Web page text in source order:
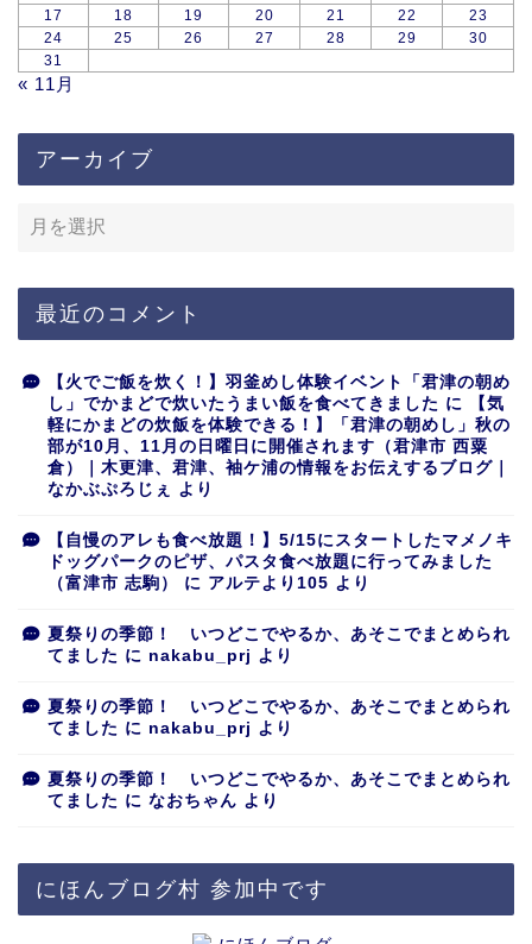
17
18 19 20 21 22
23
24
25 26 27 28 29
30
31
« 11月
アーカイブ
最近のコメント
【火でご飯を炊く！】羽釜めし体験イベント「君津の朝め
し」でかまどで炊いたうまい飯を食べてきました に
【気
軽にかまどの炊飯を体験できる！】「君津の朝めし」秋の
部が10月、11月の日曜日に開催されます（君津市 西粟
倉）｜木更津、君津、袖ケ浦の情報をお伝えするブログ｜
なかぶぷろじぇ
より
【自慢のアレも食べ放題！】5/15にスタートしたマメノキ
ドッグパークのピザ、パスタ食べ放題に行ってみました
（富津市 志駒）
に アルテより105 より
夏祭りの季節！ いつどこでやるか、あそこでまとめられ
てました に nakabu_prj より
夏祭りの季節！ いつどこでやるか、あそこでまとめられ
てました に nakabu_prj より
夏祭りの季節！ いつどこでやるか、あそこでまとめられ
てました に なおちゃん より
にほんブログ村 参加中です